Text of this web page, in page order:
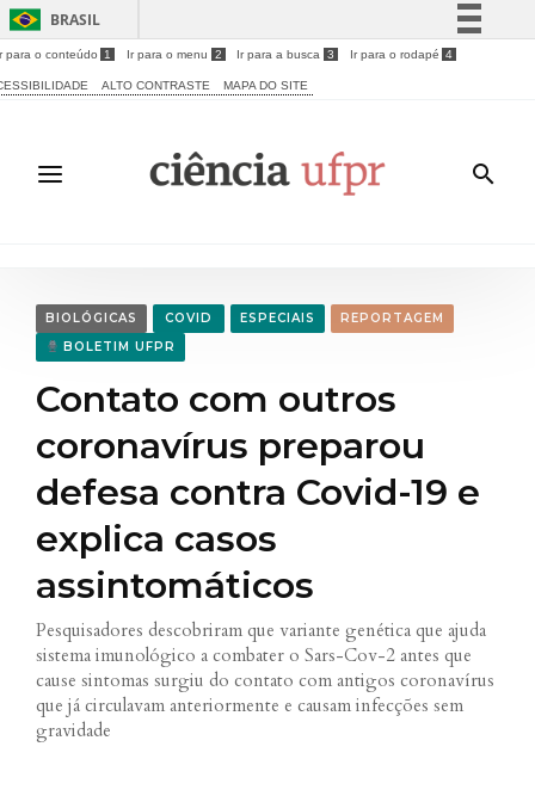
BRASIL
Simplifique!
Acesso à informação
Legislação
para o conteúdo 1 Ir para o menu 2 Ir para a busca 3 Ir para o rodapé 4
ALTO CONTRASTE MAPA DO SITE
BIOLÓGICAS COVID ESPECIAIS
REPORTAGEM
BOLETIM UFPR
Contato com outros
coronavírus preparou
defesa contra Covid-19 e
explica casos
assintomáticos
Pesquisadores descobriram que variante genética que ajuda
sistema imunológico a combater o Sars-Cov-2 antes que
cause sintomas surgiu do contato com antigos coronavírus
que já circulavam anteriormente e causam infecções sem
gravidade